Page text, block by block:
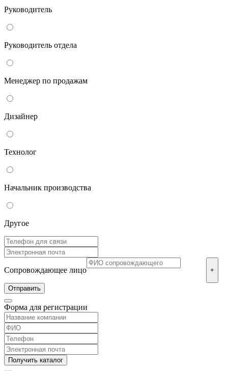
Руководитель
Руководитель отдела
Менеджер по продажам
Дизайнер
Технолог
Начальник производства
Другое
Сопровождающее лицо +
Форма для регистрации